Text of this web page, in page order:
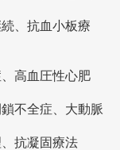
、抗血小板療
高血圧性心肥
不全症、大動脈
抗凝固療法